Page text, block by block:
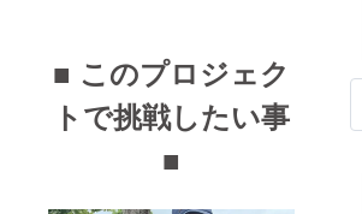
■ このプロジェク
トで挑戦したい事
■